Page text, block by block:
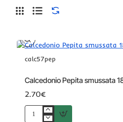
calc57pep
Calcedonio Pepita smussata
2.70€
Calcedonio